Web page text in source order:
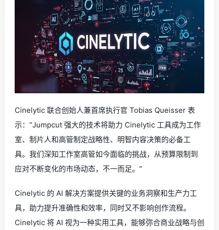
Cinelytic 联合创始人兼首席执行官 Tobias Queisser 表
示：“Jumpcut 强大的技术将助力 Cinelytic 工具成为工作
室、制片人和高管制定战略性、明智内容决策的必备工
具。我们深知工作室高管如今面临的挑战，从预算限制到
应对不断变化的市场动态，不一而足。”
Cinelytic 的 AI 解决方案提供关键的业务洞察和生产力工
具，助力提升准确性和效率，同时又不影响创作流程。
Cinelytic 将 AI 视为一种实用工具，能够弥合商业战略与创